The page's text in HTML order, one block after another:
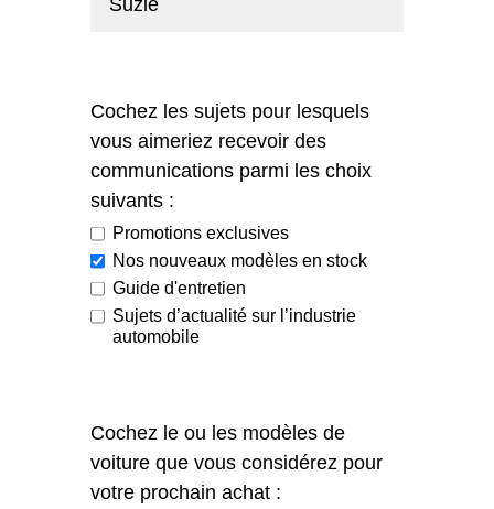
Cochez les sujets pour lesquels
vous aimeriez recevoir des
communications parmi les choix
suivants :
Promotions exclusives
Nos nouveaux modèles en stock
Guide d'entretien
Sujets d’actualité sur l’industrie
automobile
Cochez le ou les modèles de
voiture que vous considérez pour
votre prochain achat :